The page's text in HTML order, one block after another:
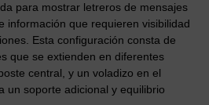
para mostrar letreros de mensajes
información que requieren visibilidad
Esta configuración consta de
que se extienden en diferentes
central, y un voladizo en el
un soporte adicional y equilibrio